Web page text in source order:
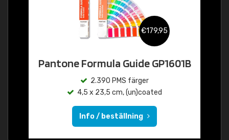
€179,95
Pantone Formula Guide GP1601B
2.390 PMS färger
4,5 x 23,5 cm, (un)coated
Info / beställning